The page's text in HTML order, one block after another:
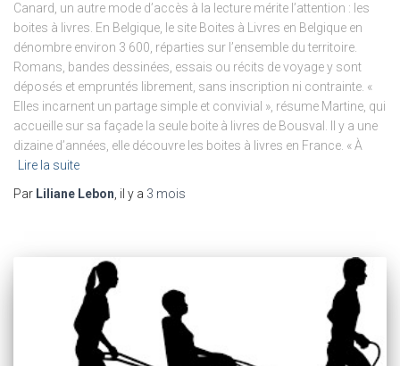
Canard, un autre mode d’accès à la lecture mérite l’attention : les
boites à livres. En Belgique, le site Boites à Livres en Belgique en
dénombre environ 3 600, réparties sur l’ensemble du territoire.
Romans, bandes dessinées, essais ou récits de voyage y sont
déposés et empruntés librement, sans inscription ni contrainte. «
Elles incarnent un partage simple et convivial », résume Martine, qui
accueille sur sa façade la seule boite à livres de Bousval. Il y a une
dizaine d’années, elle découvre les boites à livres en France. « À
Lire la suite
Par Liliane Lebon , il y a 3 mois